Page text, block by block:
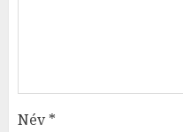
Név*